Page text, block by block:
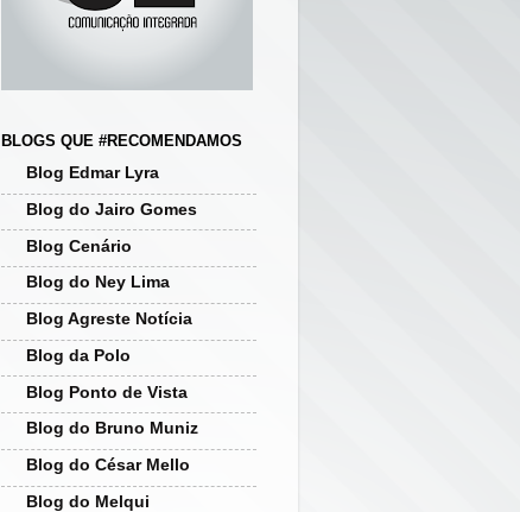
BLOGS QUE #RECOMENDAMOS
Blog Edmar Lyra
Blog do Jairo Gomes
Blog Cenário
Blog do Ney Lima
Blog Agreste Notícia
Blog da Polo
Blog Ponto de Vista
Blog do Bruno Muniz
Blog do César Mello
Blog do Melqui